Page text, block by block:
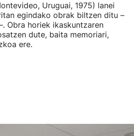
Uruguai, 1975) lanei
egindako obrak biltzen ditu –
Obra horiek ikaskuntzaren
dute, baita memoriari,
ere.